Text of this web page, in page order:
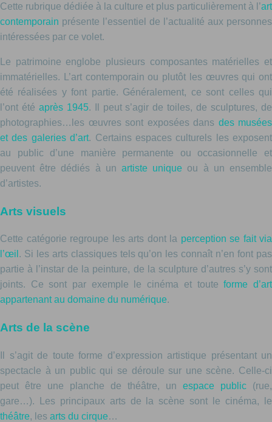
Cette rubrique dédiée à la culture et plus particulièrement à l’art
contemporain présente l’essentiel de l’actualité aux personnes
intéressées par ce volet.
Le patrimoine englobe plusieurs composantes matérielles et
immatérielles. L’art contemporain ou plutôt les œuvres qui ont
été réalisées y font partie. Généralement, ce sont celles qui
l’ont été après 1945. Il peut s’agir de toiles, de sculptures, de
photographies…les œuvres sont exposées dans des musées
et des galeries d’art. Certains espaces culturels les exposent
au public d’une manière permanente ou occasionnelle et
peuvent être dédiés à un artiste unique ou à un ensemble
d’artistes.
Arts visuels
Cette catégorie regroupe les arts dont la perception se fait via
l’œil . Si les arts classiques tels qu’on les connaît n’en font pas
partie à l’instar de la peinture, de la sculpture d’autres s’y sont
joints. Ce sont par exemple le cinéma et touteforme d’art
appartenant au domaine du numérique.
Arts de la scène
Il s’agit de toute forme d’expression artistique présentant un
spectacle à un public qui se déroule sur une scène. Celle-ci
peut être une planche de théâtre, un espace public (rue,
gare…). Les principaux arts de la scène sont le cinéma, le
théâtre, les arts du cirque…